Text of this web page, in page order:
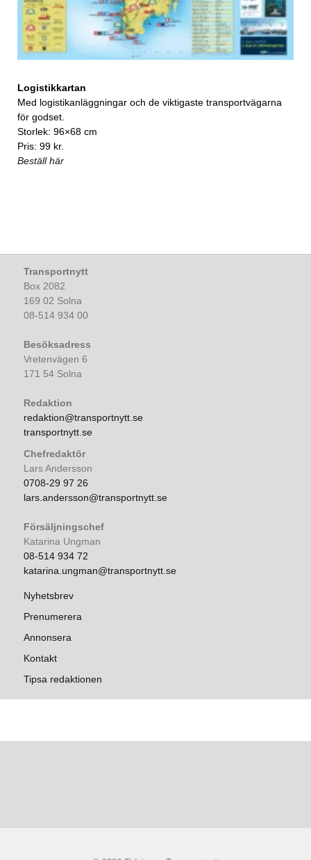
Logistikkartan
Med logistikanläggningar och de viktigaste transportvägarna
för godset.
Storlek: 96×68 cm
Pris: 99 kr.
Beställ här
Transportnytt
Box 2082
169 02 Solna
08-514 934 00
Besöksadress
Vretenvägen 6
171 54 Solna
Redaktion
redaktion@transportnytt.se
transportnytt.se
Chefredaktör
Lars Andersson
0708-29 97 26
lars.andersson@transportnytt.se
Försäljningschef
Katarina Ungman
08-514 934 72
katarina.ungman@transportnytt.se
Nyhetsbrev
Prenumerera
Annonsera
Kontakt
Tipsa redaktionen